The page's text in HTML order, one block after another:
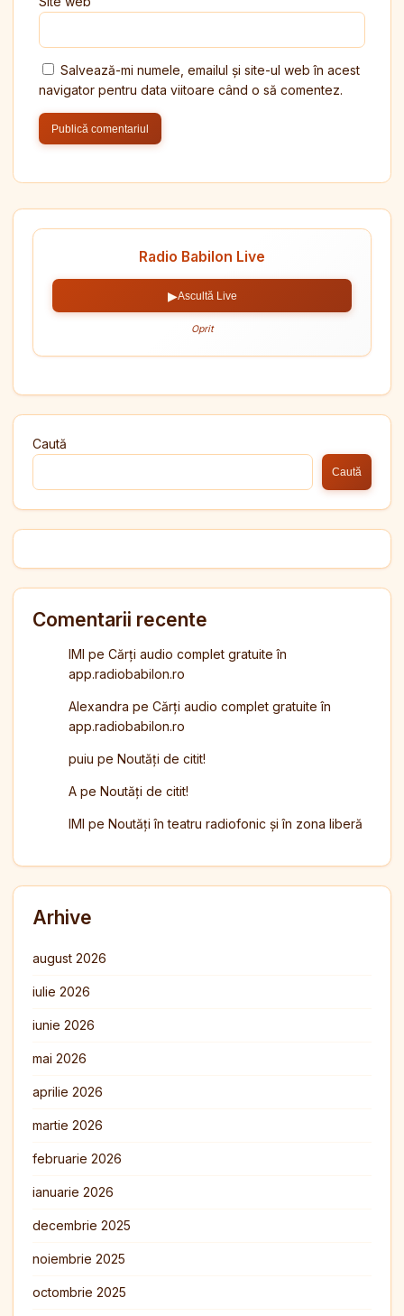
Salvează-mi numele, emailul și site-ul web în acest
navigator pentru data viitoare când o să comentez.
Radio Babilon Live
▶Ascultă Live
Oprit
Caută
Caută
Comentarii recente
IMI pe Cărți audio complet gratuite în
app.radiobabilon.ro
Alexandra pe Cărți audio complet gratuite în
app.radiobabilon.ro
puiu pe Noutăți de citit!
A pe Noutăți de citit!
IMI pe Noutăți în teatru radiofonic și în zona liberă
Arhive
august 2026
iulie 2026
iunie 2026
mai 2026
aprilie 2026
martie 2026
februarie 2026
ianuarie 2026
decembrie 2025
noiembrie 2025
octombrie 2025